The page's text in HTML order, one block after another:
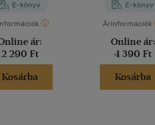
E-könyv
ár:
2 290 Ft
Kosárba
E-könyv
Árinformációk
Online ár:
4 390 Ft
Kosárba